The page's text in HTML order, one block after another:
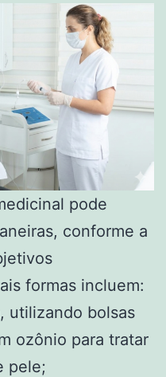
pode
conforme a
formas incluem:
utilizando bolsas
ozônio para tratar
pele;